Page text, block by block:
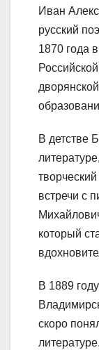
Иван
русский
1870 года
В детстве
встречи с
который
В 1889
скоро